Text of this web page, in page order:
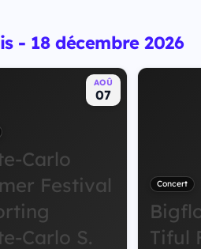
- 18 décembre 2026
AOÛ
07
Carlo
Festival
Carlo S.
Concert
Tiful